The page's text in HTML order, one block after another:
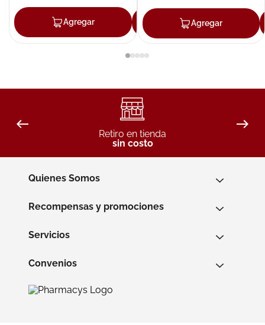
Agregar Agregar
Agregar
Retiro en tienda
sin costo
Quienes Somos
Recompensas y promociones
Servicios
Convenios